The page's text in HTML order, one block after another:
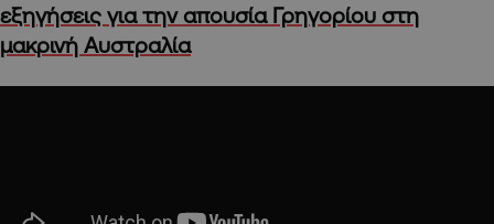
εξηγήσεις για την απουσία Γρηγορίου στη
μακρινή Αυστραλία